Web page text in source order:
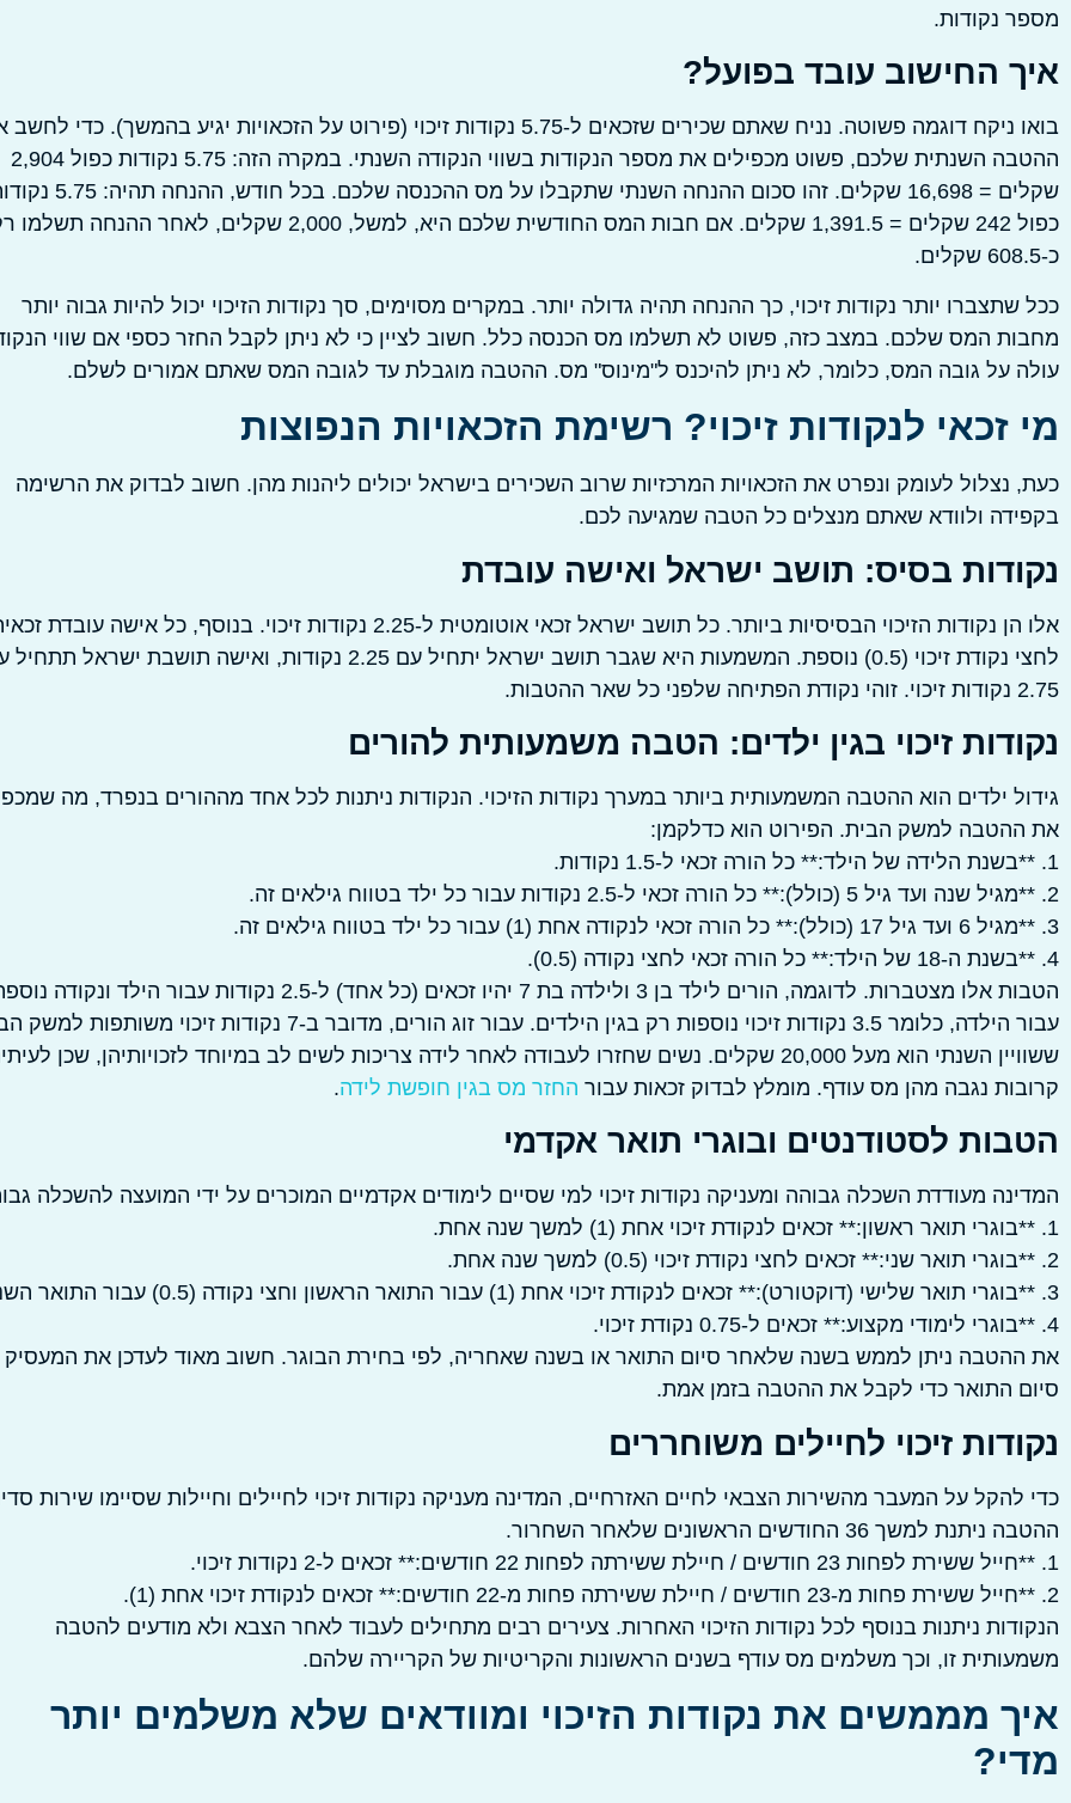
מספר נקודות.
איך החישוב עובד בפועל?
בואו ניקח דוגמה פשוטה. נניח שאתם שכירים שזכאים ל-5.75 נקודות זיכוי (פירוט על הזכאויות יגיע בהמשך). כדי
ההטבה השנתית שלכם, פשוט מכפילים את מספר הנקודות בשווי הנקודה השנתי. במקרה הזה: 5.75 נקודות כפול 2,904
שקלים = 16,698 שקלים. זהו סכום ההנחה השנתי שתקבלו על מס ההכנסה שלכם. בכל
כפול 242 שקלים = 1,391.5 שקלים. אם חבות המס החודשית שלכם היא, למשל, 2,000 שקלים, לאחר ההנחה
כ-608.5 שקלים.
ככל שתצברו יותר נקודות זיכוי, כך ההנחה תהיה גדולה יותר. במקרים מסוימים, סך נקודות הזיכוי יכול להיות גבוה יותר
מחבות המס שלכם. במצב כזה, פשוט לא תשלמו מס הכנסה כלל. חשוב לציין כי לא ניתן לקבל החזר כספי אם שווי
עולה על גובה המס, כלומר, לא ניתן להיכנס ל"מינוס" מס. ההטבה מוגבלת עד לגובה המס שאתם אמורים לשלם.
מי זכאי לנקודות זיכוי? רשימת הזכאויות הנפוצות
כעת, נצלול לעומק ונפרט את הזכאויות המרכזיות שרוב השכירים בישראל יכולים ליהנות מהן. חשוב לבדוק את הרשימה
בקפידה ולוודא שאתם מנצלים כל הטבה שמגיעה לכם.
נקודות בסיס: תושב ישראל ואישה עובדת
אלו הן נקודות הזיכוי הבסיסיות ביותר. כל תושב ישראל זכאי אוטומטית ל-2.25 נקודות זיכוי. בנוסף, כל אישה עובדת
לחצי נקודת זיכוי (0.5) נוספת. המשמעות היא שגבר תושב ישראל יתחיל עם 2.25 נקודות, ואישה תושבת ישראל
2.75 נקודות זיכוי. זוהי נקודת הפתיחה שלפני כל שאר ההטבות.
נקודות זיכוי בגין ילדים: הטבה משמעותית להורים
גידול ילדים הוא ההטבה המשמעותית ביותר במערך נקודות הזיכוי. הנקודות ניתנות לכל אחד מההורים בנפרד, מה
את ההטבה למשק הבית. הפירוט הוא כדלקמן:
1. **בשנת הלידה של הילד:** כל הורה זכאי ל-1.5 נקודות.
2. **מגיל שנה ועד גיל 5 (כולל):** כל הורה זכאי ל-2.5 נקודות עבור כל ילד בטווח גילאים זה.
3. **מגיל 6 ועד גיל 17 (כולל):** כל הורה זכאי לנקודה אחת (1) עבור כל ילד בטווח גילאים זה.
4. **בשנת ה-18 של הילד:** כל הורה זכאי לחצי נקודה (0.5).
הטבות אלו מצטברות. לדוגמה, הורים לילד בן 3 ולילדה בת 7 יהיו זכאים (כל אחד) ל-2.5 נקודות עבור הילד ונקודה
עבור הילדה, כלומר 3.5 נקודות זיכוי נוספות רק בגין הילדים. עבור זוג הורים, מדובר ב-7 נקודות זיכוי
ששוויין השנתי הוא מעל 20,000 שקלים. נשים שחזרו לעבודה לאחר לידה צריכות לשים לב במיוחד לזכויותיהן, שכן
קרובות נגבה מהן מס עודף. מומלץ לבדוק זכאות עבור החזר מס בגין חופשת לידה.
הטבות לסטודנטים ובוגרי תואר אקדמי
המדינה מעודדת השכלה גבוהה ומעניקה נקודות זיכוי למי שסיים לימודים אקדמיים המוכרים על ידי המועצה להשכלה
1. **בוגרי תואר ראשון:** זכאים לנקודת זיכוי אחת (1) למשך שנה אחת.
2. **בוגרי תואר שני:** זכאים לחצי נקודת זיכוי (0.5) למשך שנה אחת.
3. **בוגרי תואר שלישי (דוקטורט):** זכאים לנקודת זיכוי אחת (1) עבור התואר הראשון וחצי נקודה (0.5) עבור התואר השני.
4. **בוגרי לימודי מקצוע:** זכאים ל-0.75 נקודת זיכוי.
את ההטבה ניתן לממש בשנה שלאחר סיום התואר או בשנה שאחריה, לפי בחירת הבוגר. חשוב מאוד לעדכן את המעסיק
סיום התואר כדי לקבל את ההטבה בזמן אמת.
נקודות זיכוי לחיילים משוחררים
כדי להקל על המעבר מהשירות הצבאי לחיים האזרחיים, המדינה מעניקה נקודות זיכוי לחיילים וחיילות שסיימו שירות
ההטבה ניתנת למשך 36 החודשים הראשונים שלאחר השחרור.
1. **חייל ששירת לפחות 23 חודשים / חיילת ששירתה לפחות 22 חודשים:** זכאים ל-2 נקודות זיכוי.
2. **חייל ששירת פחות מ-23 חודשים / חיילת ששירתה פחות מ-22 חודשים:** זכאים לנקודת זיכוי אחת (1).
הנקודות ניתנות בנוסף לכל נקודות הזיכוי האחרות. צעירים רבים מתחילים לעבוד לאחר הצבא ולא מודעים להטבה
משמעותית זו, וכך משלמים מס עודף בשנים הראשונות והקריטיות של הקריירה שלהם.
איך מממשים את נקודות הזיכוי ומוודאים שלא משלמים יותר
מדי?